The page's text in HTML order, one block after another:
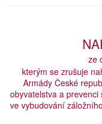
ze
kterým se zrušuje
Armády České
obyvatelstva a
ve vybudování